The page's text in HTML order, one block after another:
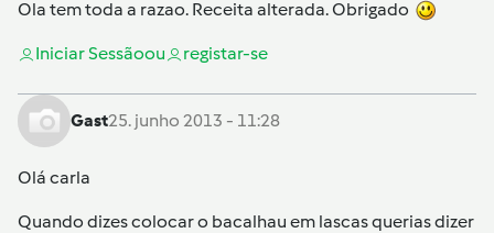
Ola tem toda a razao. Receita alterada. Obrigado
Iniciar Sessãoou registar-se
Gast25. junho 2013 - 11:28
Olá carla
Quando dizes colocar o bacalhau em lascas querias dizer